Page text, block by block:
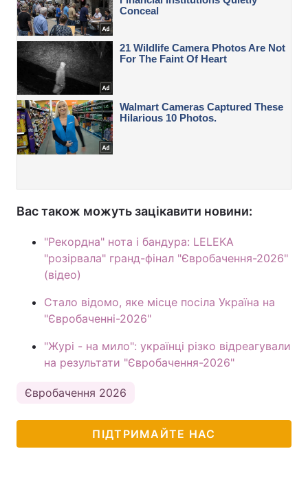
Вас також можуть зацікавити новини:
"Рекордна" нота і бандура: LELEKA
"розірвала" гранд-фінал "Євробачення-2026"
(відео)
Стало відомо, яке місце посіла Україна на
"Євробаченні-2026"
"Журі - на мило": українці різко відреагували
на результати "Євробачення-2026"
Євробачення 2026
ПІДТРИМАЙТЕ НАС